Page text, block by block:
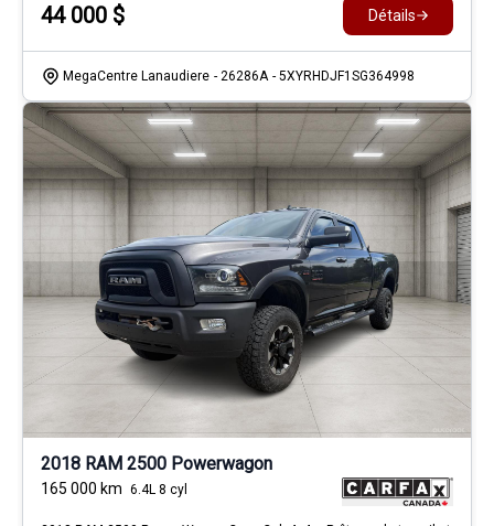
44 000 $ Détails
MegaCentre Lanaudiere - 26286A - 5XYRHDJF1SG364998
2018 RAM 2500 Powerwagon
165 000 km 6.4L 8 cyl